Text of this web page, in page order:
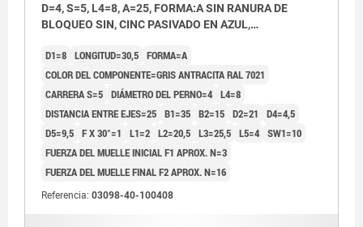
D=4, S=5, L4=8, A=25, FORMA:A SIN RANURA DE
BLOQUEO SIN, CINC PASIVADO EN AZUL,
D1=8 LONGITUD=30,5 FORMA=A
COLOR DEL COMPONENTE=GRIS ANTRACITA RAL 7021
CARRERA S=5 DIÁMETRO DEL PERNO=4 L4=8
DISTANCIA ENTRE EJES=25 B1=35 B2=15 D2=21
D4=4,5
D5=9,5 F X 30°=1 L1=2 L2=20,5 L3=25,5 L5=4 SW1=10
FUERZA DEL MUELLE INICIAL F1 APROX. N=3
FUERZA DEL MUELLE FINAL F2 APROX. N=16
Referencia: 03098-40-100408